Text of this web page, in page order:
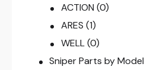
ACTION (0)
ARES (1)
WELL (0)
Sniper Parts by Model